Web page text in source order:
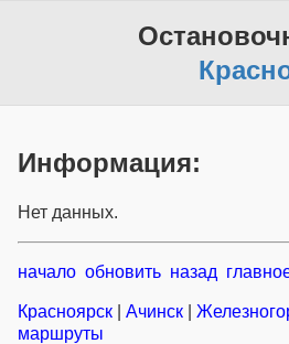
Информация:
Нет данных.
начало обновить назад
Красноярск Ачинск
маршруты